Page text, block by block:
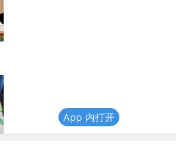
App 内打开